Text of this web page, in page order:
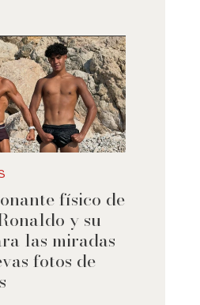
físico de
y su
las miradas
fotos de